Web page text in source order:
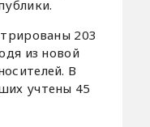
203
из новой
В
учтены 45